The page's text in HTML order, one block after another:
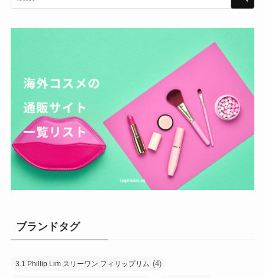
ブランドタグ
3.1 Phillip Lim スリーワン フィリップリム (4)